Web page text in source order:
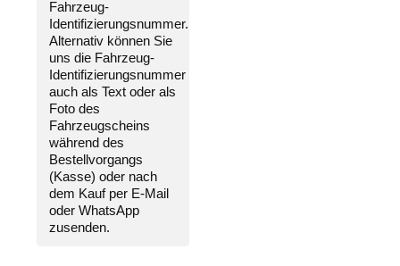
2019-
2023
Menge
Fahrzeug-
Identifizierungsnummer.
Alternativ können Sie
uns die Fahrzeug-
Identifizierungsnummer
auch als Text oder als
Foto des
Fahrzeugscheins
während des
Bestellvorgangs
(Kasse) oder nach
dem Kauf per E-Mail
oder WhatsApp
zusenden.